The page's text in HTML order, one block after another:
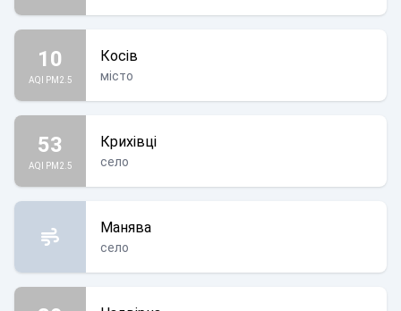
10
AQI PM2.5
Косів
місто
53
AQI PM2.5
Крихівці
село
Манява
село